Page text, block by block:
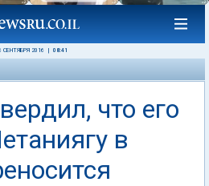
СЕНТЯБРЯ 2016 08:41
что его
в